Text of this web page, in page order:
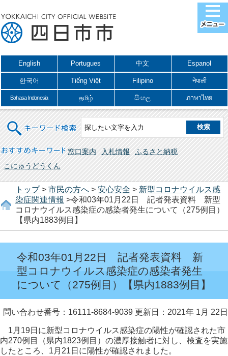
English Portugues 中文 Espanol
한국어 Tiếng Việt Filipino नेपाली
Bahasa Indonesia தமிழ் සිංහල ภาษาไทย
キーワード検索
おすすめキーワード 窓口案内 入札情報
ふるさと納税
こにゅうどうくん
トップ> 市民の方へ > 安心安全 > 新型コロナウイルス感
染症関連情報 >令和03年01月22日 記者発表資料 新型
コロナウイルス感染症の感染者発生について（275例目）
【県内1883例目】
令和03年01月22日 記者発表資料 新
型コロナウイルス感染症の感染者発生
について（275例目）【県内1883例目】
問い合わせ番号：16111-8684-9039 更新日：2021年 1月 22日
1月19日に新型コロナウイルス感染症の陽性が確認された市
内270例目（県内1823例目）の濃厚接触者に対し、検査を実施
したところ、1月21日に陽性が確認されました。